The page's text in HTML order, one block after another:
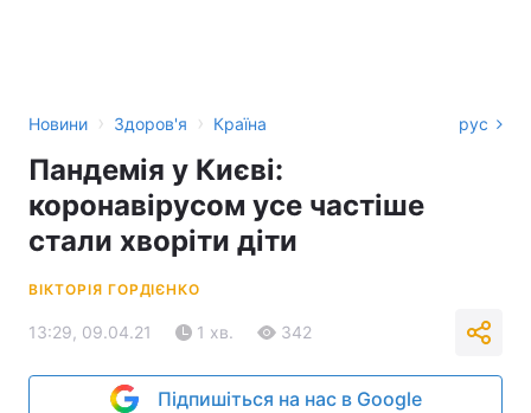
Новини › Здоров'я › Країна рус
Пандемія у Києві:
коронавірусом усе частіше
стали хворіти діти
ВІКТОРІЯ ГОРДІЄНКО
13:29, 09.04.21 1 хв. 342
Підпишіться на нас в Google